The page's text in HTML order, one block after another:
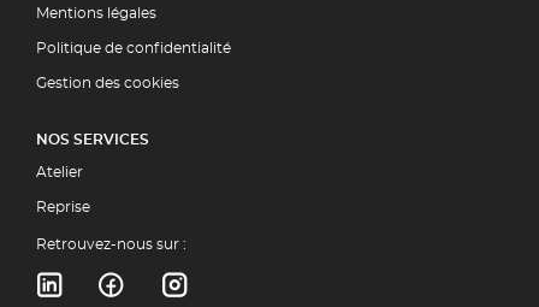
Mentions légales
Politique de confidentialité
Gestion des cookies
NOS SERVICES
Atelier
Reprise
Retrouvez-nous sur :